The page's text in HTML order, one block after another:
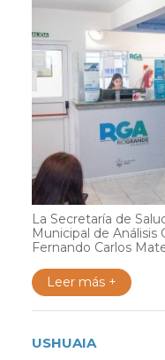
La Secretaría de
Municipal de Análisis
Fernando Carlos
Leer más +
USHUAIA